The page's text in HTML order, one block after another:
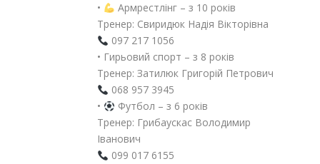
•
Армрестлінг – з 10 років
Тренер: Свиридюк Надія Вікторівна
097 217 1056
• Гирьовий спорт – з 8 років
Тренер: Затилюк Григорій Петрович
068 957 3945
•
Футбол – з 6 років
Тренер: Грибаускас Володимир
Іванович
099 017 6155